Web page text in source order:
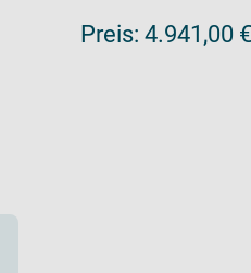
Preis: 4.941,00 €